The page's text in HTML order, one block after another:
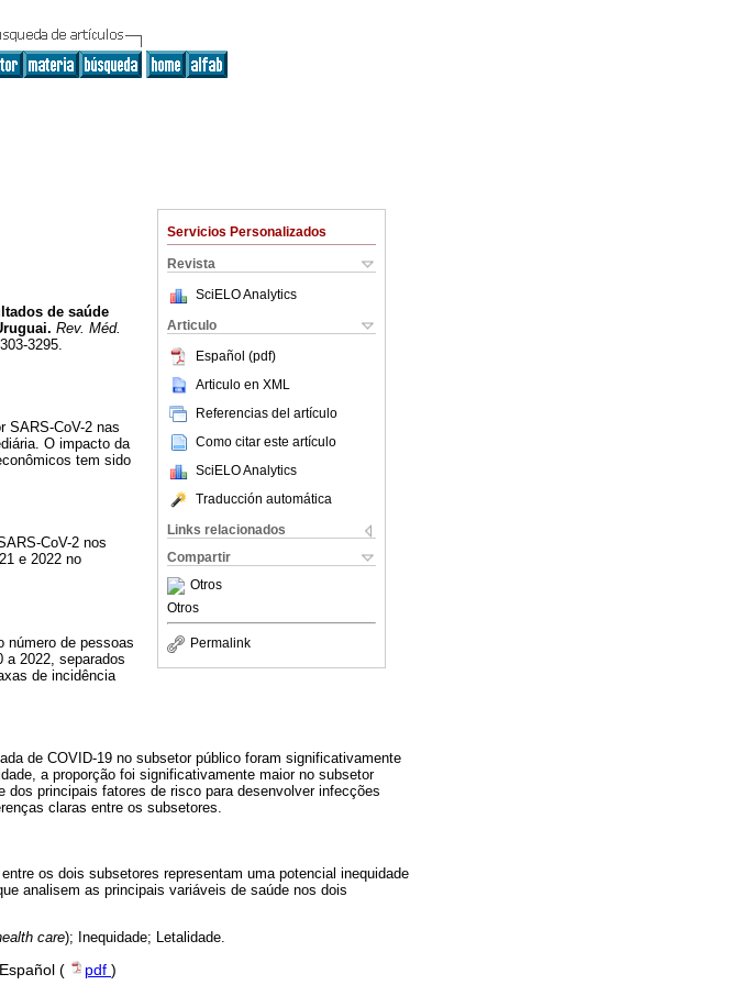
Servicios Personalizados
Revista
SciELO Analytics
Articulo
Español (pdf)
Articulo en XML
Referencias del artículo
Como citar este artículo
SciELO Analytics
Traducción automática
Links relacionados
Compartir
Otros
Otros
Permalink
de saúde
Rev. Méd.
3295.
SARS-CoV-2 nas
O impacto da
tem sido
CoV-2 nos
e 2022 no
número de pessoas
a 2022, separados
de incidência
de COVID-19 no subsetor público foram significativamente
a proporção foi significativamente maior no subsetor
principais fatores de risco para desenvolver infecções
claras entre os subsetores.
os dois subsetores representam uma potencial inequidade
analisem as principais variáveis de saúde nos dois
care); Inequidade; Letalidade.
Español ( pdf )